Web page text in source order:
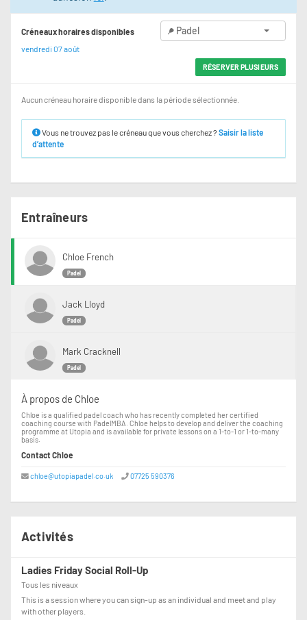
Créneaux horaires disponibles
vendredi 07 août
Padel
RÉSERVER PLUSIEURS
Aucun créneau horaire disponible dans la période sélectionnée.
Vous ne trouvez pas le créneau que vous cherchez ? Saisir la liste
d’attente
Entraîneurs
Chloe French
Padel
Jack Lloyd
Padel
Mark Cracknell
Padel
À propos de Chloe
Chloe is a qualified padel coach who has recently completed her certified
coaching course with PadelMBA. Chloe helps to develop and deliver the coaching
programme at Utopia and is available for private lessons on a 1-to-1 or 1-to-many
basis.
Contact Chloe
chloe@utopiapadel.co.uk 07725 590376
Activités
Ladies Friday Social Roll-Up
Tous les niveaux
This is a session where you can sign-up as an individual and meet and play
with other players.